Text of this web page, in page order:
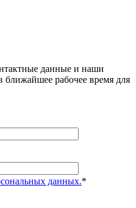
данные и наши
ближайшее рабочее время для
данных.*